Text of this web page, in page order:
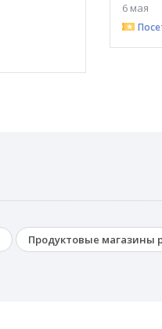
6 мая
Продуктовые магазины